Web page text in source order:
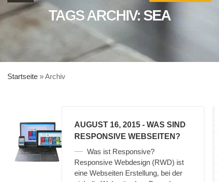
TAGS ARCHIV: SEA
Startseite »Archiv
AUGUST 16, 2015 - WAS SIND
RESPONSIVE WEBSEITEN?
Was ist Responsive?
Responsive Webdesign (RWD) ist
eine Webseiten Erstellung, bei der